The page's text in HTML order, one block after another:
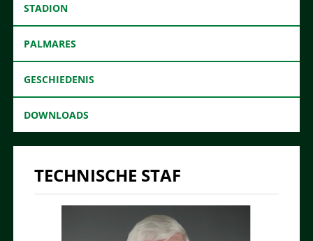
STADION
PALMARES
GESCHIEDENIS
DOWNLOADS
TECHNISCHE STAF